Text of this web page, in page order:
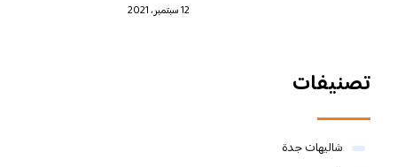
12 سبتمبر، 2021
تصنيفات
شاليهات جدة